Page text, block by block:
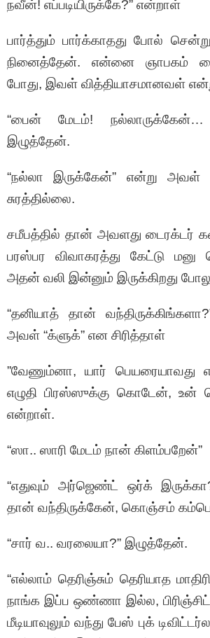
நவீன்! எப்படியிருக்கே?” என்றாள்
பார்த்தும் பார்க்காதது போல்
நினைத்தேன். என்னை ஞாபகம்
போது, இவள் வித்தியாசமானவள்
“பைன் மேடம்!
இழுத்தேன்.
“நல்லா இருக்கேன்” என்று அவள்
சுரத்தில்லை.
சமீபத்தில் தான் அவளது டைரக்டர்
பரஸ்பர விவாகரத்து கேட்டு மனு
அதன் வலி இன்னும் இருக்கிறது
“தனியாத் தான்
அவள் “க்ளுக்” என சிரித்தாள்
”வேணும்னா, யார் பெயரையாவது
எழுதி பிரஸ்ஸுக்கு கொடேன், உன்
என்றாள்.
“ஸா.. ஸாரி மேடம் நான் கிளம்பறேன்”
“எதுவும் அர்ஜெண்ட் ஒர்க்
தான் வந்திருக்கேன், கொஞ்சம்
“சார் வ.. வரலையா?” இழுத்தேன்.
“எல்லாம் தெரிஞ்சும் தெரியாத
நாங்க இப்ப ஒண்ணா இல்ல,
மீடியாவுலும் வந்து பேஸ் புக்